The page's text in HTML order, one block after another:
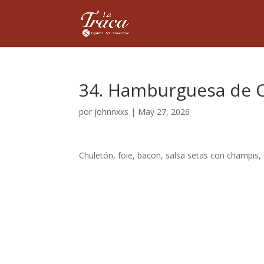
34. Hamburguesa de
por johnnxxs | May 27, 2026
Chuletón, foie, bacon, salsa setas con